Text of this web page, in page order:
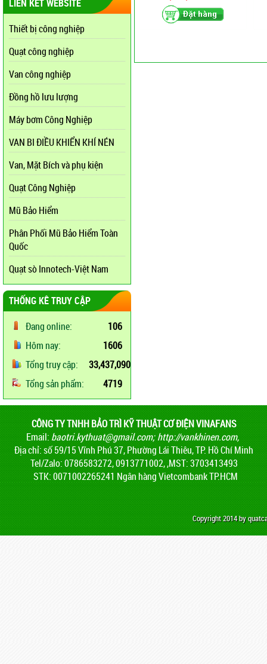
LIÊN KẾT WEBSITE
Thiết bị công nghiệp
Quạt công nghiệp
Van công nghiệp
Đồng hồ lưu lượng
Máy bơm Công Nghiệp
VAN BI ĐIỀU KHIỂN KHÍ NÉN
Van, Mặt Bích và phụ kiện
Quạt Công Nghiệp
Mũ Bảo Hiểm
Phân Phối Mũ Bảo Hiểm Toàn
Quốc
Quạt sò Innotech-Việt Nam
THỐNG KÊ TRUY CẬP
Đang online:
106
Hôm nay:
1606
Tổng truy cập:
33,437,090
Tổng sản phẩm:
4719
CÔNG TY TNHH BẢO TRÌ KỸ THUẬT CƠ ĐIỆN VINAFANS
Email: baotri.kythuat@gmail.com;http://vankhinen.com,
Địa chỉ: số 59/15 Vĩnh Phú 37, Phường Lái Thiêu, TP. Hồ Chí Minh
Tel/Zalo: 0786583272, 0913771002, ,MST: 3703413493
STK: 0071002265241 Ngân hàng Vietcombank TP.HCM
Copyright 2014 by